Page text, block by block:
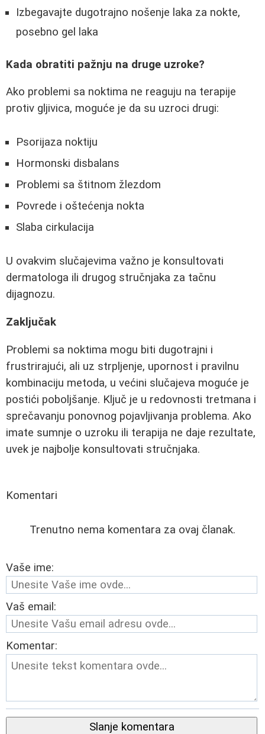
Izbegavajte dugotrajno nošenje laka za nokte,
posebno gel laka
Kada obratiti pažnju na druge uzroke?
Ako problemi sa noktima ne reaguju na terapije
protiv gljivica, moguće je da su uzroci drugi:
Psorijaza noktiju
Hormonski disbalans
Problemi sa štitnom žlezdom
Povrede i oštećenja nokta
Slaba cirkulacija
U ovakvim slučajevima važno je konsultovati
dermatologa ili drugog stručnjaka za tačnu
dijagnozu.
Zaključak
Problemi sa noktima mogu biti dugotrajni i
frustrirajući, ali uz strpljenje, upornost i pravilnu
kombinaciju metoda, u većini slučajeva moguće je
postići poboljšanje. Ključ je u redovnosti tretmana i
sprečavanju ponovnog pojavljivanja problema. Ako
imate sumnje o uzroku ili terapija ne daje rezultate,
uvek je najbolje konsultovati stručnjaka.
Komentari
Trenutno nema komentara za ovaj članak.
Vaše ime:
Vaš email:
Komentar:
Slanje komentara